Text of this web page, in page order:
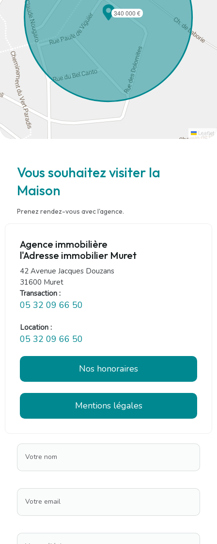
340 000 €
Leaflet
Vous souhaitez visiter la
Maison
Prenez rendez-vous avec l'agence.
Agence immobilière
l'Adresse immobilier Muret
42 Avenue Jacques Douzans
31600 Muret
Transaction :
05 32 09 66 50
Location :
05 32 09 66 50
Nos honoraires
Mentions légales
Votre nom
Votre email